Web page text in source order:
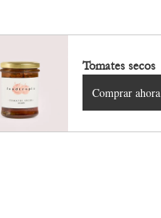
Tomates secos
Comprar ahora